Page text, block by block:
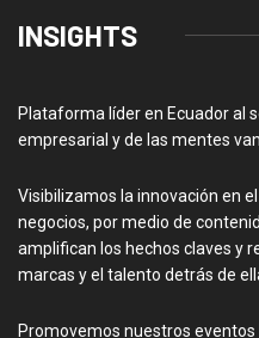
INSIGHTS
Plataforma líder en Ecuador al
empresarial y de las mentes
Visibilizamos la innovación en
negocios, por medio de
amplifican los hechos claves y
marcas y el talento detrás de
Promovemos nuestros eventos